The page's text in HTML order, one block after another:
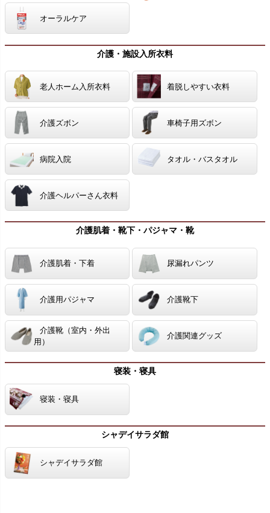
オーラルケア
介護・施設入所衣料
老人ホーム入所衣料 着脱しやすい衣料
介護ズボン 車椅子用ズボン
病院入院 タオル・バスタオル
介護ヘルパーさん衣料
介護肌着・靴下・パジャマ・靴
介護肌着・下着 尿漏れパンツ
介護用パジャマ 介護靴下
介護靴（室内・外出
用）
介護関連グッズ
寝装・寝具
寝装・寝具
シャデイサラダ館
シャデイサラダ館